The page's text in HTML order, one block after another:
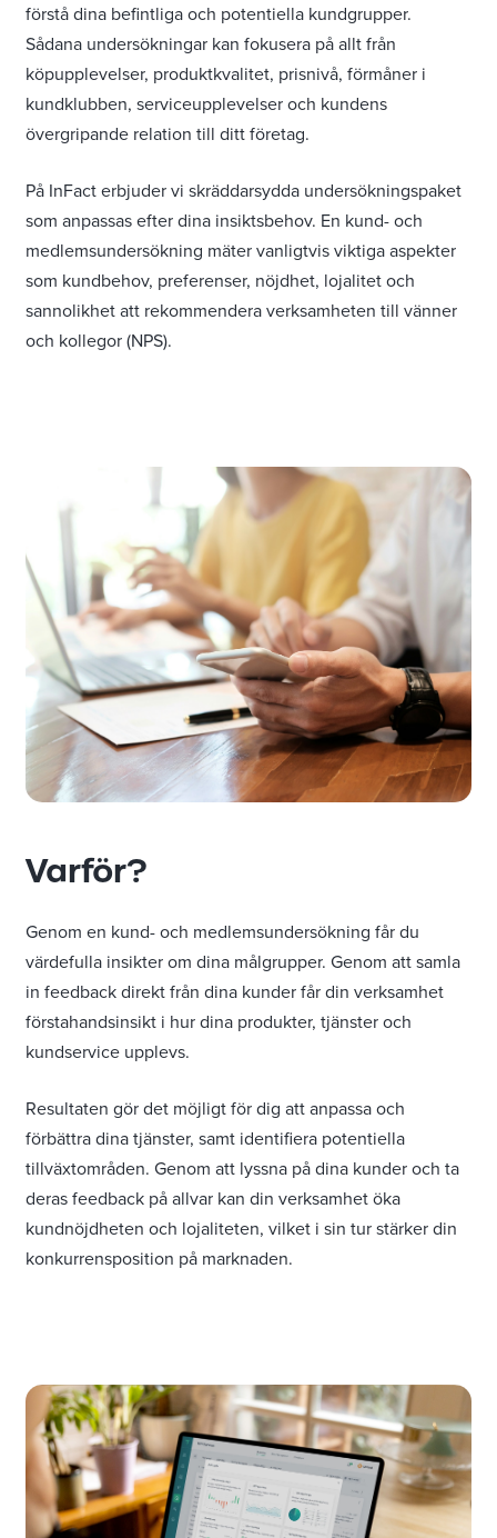
förstå dina befintliga och potentiella kundgrupper.
Sådana undersökningar kan fokusera på allt från
köpupplevelser, produktkvalitet, prisnivå, förmåner i
kundklubben, serviceupplevelser och kundens
övergripande relation till ditt företag.
På InFact erbjuder vi skräddarsydda undersökningspaket
som anpassas efter dina insiktsbehov. En kund- och
medlemsundersökning mäter vanligtvis viktiga aspekter
som kundbehov, preferenser, nöjdhet, lojalitet och
sannolikhet att rekommendera verksamheten till vänner
och kollegor (NPS).
Varför?
Genom en kund- och medlemsundersökning får du
värdefulla insikter om dina målgrupper. Genom att samla
in feedback direkt från dina kunder får din verksamhet
förstahandsinsikt i hur dina produkter, tjänster och
kundservice upplevs.
Resultaten gör det möjligt för dig att anpassa och
förbättra dina tjänster, samt identifiera potentiella
tillväxtområden. Genom att lyssna på dina kunder och ta
deras feedback på allvar kan din verksamhet öka
kundnöjdheten och lojaliteten, vilket i sin tur stärker din
konkurrensposition på marknaden.